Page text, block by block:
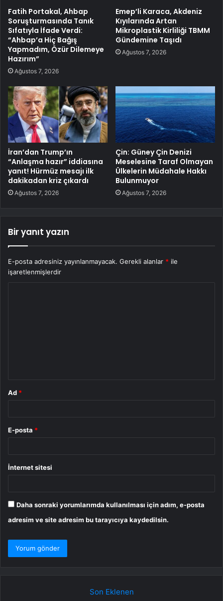
Fatih Portakal, Ahbap
Soruşturmasında Tanık
Sıfatıyla İfade Verdi:
“Ahbap’a Hiç Bağış
Yapmadım, Özür Dilemeye
Hazırım”
Ağustos 7, 2026
Emep’li Karaca, Akdeniz
Kıyılarında Artan
Mikroplastik Kirliliği TBMM
Gündemine Taşıdı
Ağustos 7, 2026
İran’dan Trump’ın
“Anlaşma hazır” iddiasına
yanıt! Hürmüz mesajı ilk
dakikadan kriz çıkardı
Ağustos 7, 2026
Çin: Güney Çin Denizi
Meselesine Taraf Olmayan
Ülkelerin Müdahale Hakkı
Bulunmuyor
Ağustos 7, 2026
Bir yanıt yazın
E-posta adresiniz yayınlanmayacak. Gerekli alanlar * ile
işaretlenmişlerdir
Ad *
E-posta *
İnternet sitesi
Daha sonraki yorumlarımda kullanılması için adım, e-posta
adresim ve site adresim bu tarayıcıya kaydedilsin.
Son Eklenen